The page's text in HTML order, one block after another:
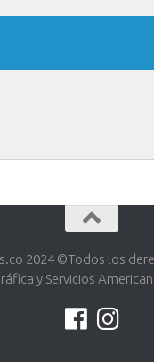
2024 ©️Todos los
y Servicios